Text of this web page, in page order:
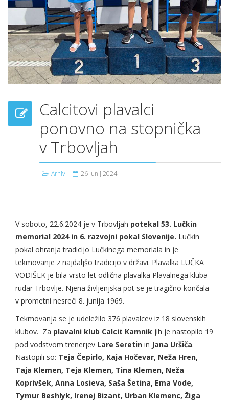
Calcitovi plavalci
ponovno na stopnička
v Trbovljah
Arhiv 26 junij 2024
V soboto, 22.6.2024 je v Trbovljah potekal 53. Lučkin
memorial 2024 in 6. razvojni pokal Slovenije. Lučkin
pokal ohranja tradicijo Lučkinega memoriala in je
tekmovanje z najdaljšo tradicijo v državi. Plavalka LUČKA
VODIŠEK je bila vrsto let odlična plavalka Plavalnega kluba
rudar Trbovlje. Njena življenjska pot se je tragično končala
v prometni nesreči 8. junija 1969.
Tekmovanja se je udeležilo 376 plavalcev iz 18 slovenskih
klubov. Za plavalni klub Calcit Kamnik jih je nastopilo 19
pod vodstvom trenerjev Lare Seretin in Jana Uršiča.
Nastopili so: Teja Čepirlo, Kaja Hočevar, Neža Hren,
Taja Klemen, Teja Klemen, Tina Klemen, Neža
Koprivšek, Anna Losieva, Saša Šetina, Ema Vode,
Tymur Beshlyk, Irenej Bizant, Urban Klemenc, Žiga